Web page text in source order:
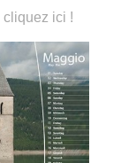
cliquez ici !